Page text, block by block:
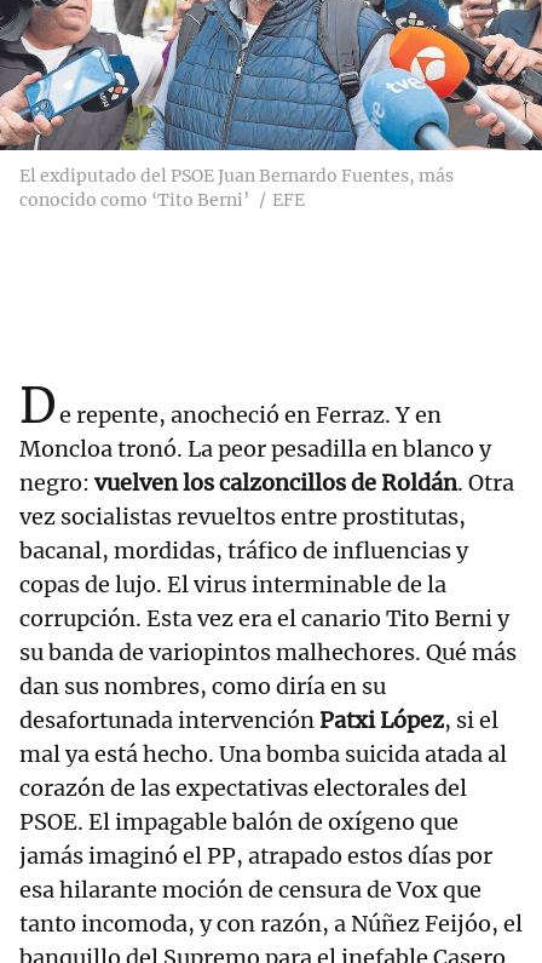
El exdiputado del PSOE Juan Bernardo Fuentes, más
conocido como ‘Tito Berni’
EFE
De repente, anocheció en Ferraz. Y en
Moncloa tronó. La peor pesadilla en blanco y
negro: vuelven los calzoncillos de Roldán. Otra
vez socialistas revueltos entre prostitutas,
bacanal, mordidas, tráfico de influencias y
copas de lujo. El virus interminable de la
corrupción. Esta vez era el canario Tito Berni y
su banda de variopintos malhechores. Qué más
dan sus nombres, como diría en su
desafortunada intervenciónPatxi López, si el
mal ya está hecho. Una bomba suicida atada al
corazón de las expectativas electorales del
PSOE. El impagable balón de oxígeno que
jamás imaginó el PP, atrapado estos días por
esa hilarante moción de censura de Vox que
tanto incomoda, y con razón, a Núñez Feijóo, el